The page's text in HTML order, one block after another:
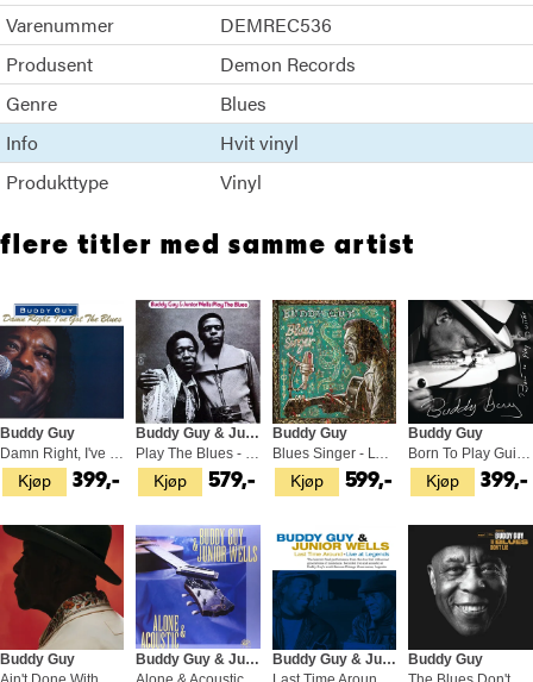
Varenummer
DEMREC536
Produsent
Demon Records
Genre
Blues
Info
Hvit vinyl
Produkttype
Vinyl
flere titler med samme artist
Kjøp
Buddy Guy
Damn Right, I've Got The Blues (LP)
399,- Kjøp
Buddy Guy & Junior Wells
Play The Blues - LTD (LP)
579,- Kjøp
Buddy Guy
Blues Singer - LTD (2LP)
599,- Kjøp
Buddy Guy
Born To Play Guitar (2LP)
399,-
Buddy Guy
Buddy Guy & Junior Wells
Buddy Guy & Junior Wells
Buddy Guy